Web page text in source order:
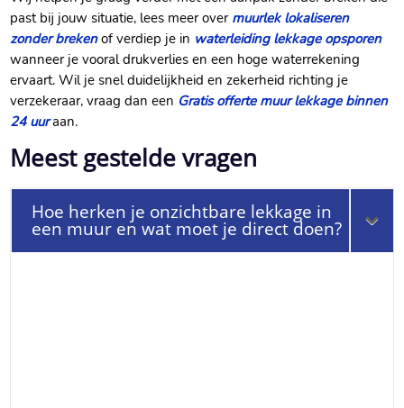
past bij jouw situatie, lees meer over muurlek lokaliseren
zonder brekenof verdiep je in waterleiding lekkage opsporen
wanneer je vooral drukverlies en een hoge waterrekening
ervaart.​ Wil je snel duidelijkheid en zekerheid richting je
verzekeraar, vraag dan een Gratis offerte muur lekkage binnen
24 uuraan.​
Meest gestelde vragen
Hoe herken je onzichtbare lekkage in
een muur en wat moet je direct doen?